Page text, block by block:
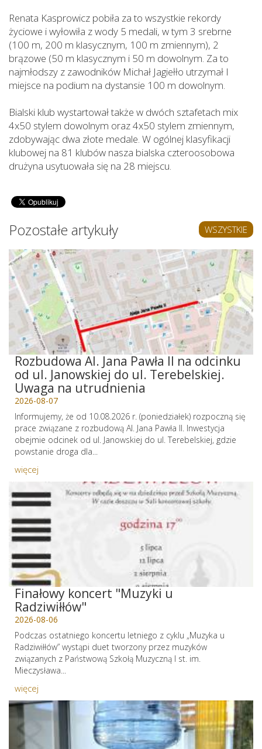
Renata Kasprowicz pobiła za to wszystkie rekordy
życiowe i wyłowiła z wody 5 medali, w tym 3 srebrne
(100 m, 200 m klasycznym, 100 m zmiennym), 2
brązowe (50 m klasycznym i 50 m dowolnym. Za to
najmłodszy z zawodników Michał Jagiełło utrzymał I
miejsce na podium na dystansie 100 m dowolnym.
Bialski klub wystartował także w dwóch sztafetach mix
4x50 stylem dowolnym oraz 4x50 stylem zmiennym,
zdobywając dwa złote medale. W ogólnej klasyfikacji
klubowej na 81 klubów nasza bialska czteroosobowa
drużyna usytuowała się na 28 miejscu.
Pozostałe artykuły WSZYSTKIE
Rozbudowa Al. Jana Pawła II na odcinku
od ul. Janowskiej do ul. Terebelskiej.
Uwaga na utrudnienia
2026-08-07
Informujemy, że od 10.08.2026 r. (poniedziałek) rozpoczną się
prace związane z rozbudową Al. Jana Pawła II. Inwestycja
obejmie odcinek od ul. Janowskiej do ul. Terebelskiej, gdzie
powstanie droga dla...
więcej
Finałowy koncert "Muzyki u
Radziwiłłów"
2026-08-06
Podczas ostatniego koncertu letniego z cyklu „Muzyka u
Radziwiłłów” wystąpi duet tworzony przez muzyków
związanych z Państwową Szkołą Muzyczną I st. im.
Mieczysława...
więcej